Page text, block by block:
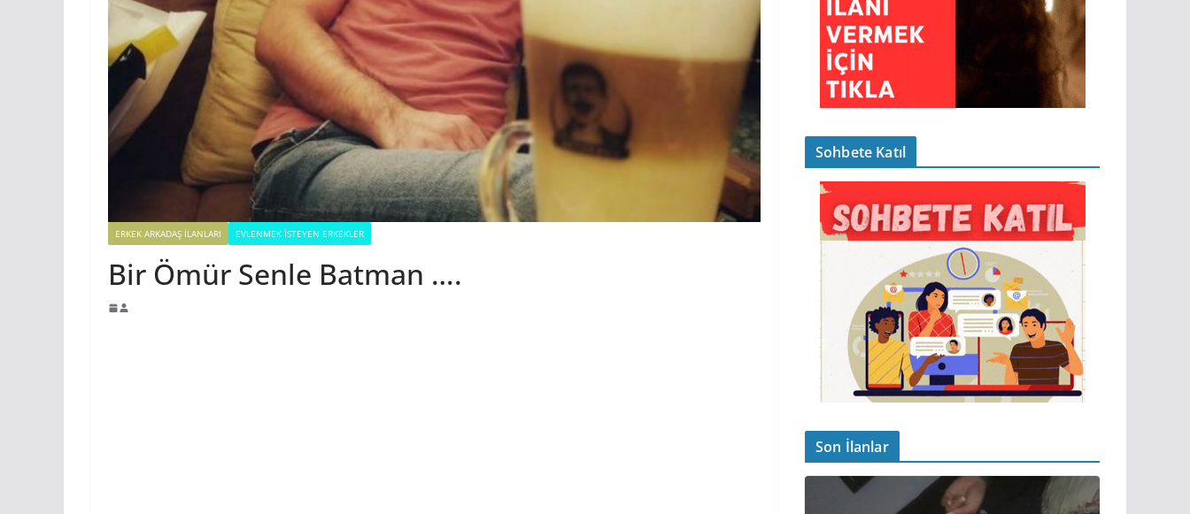
ERKEK ARKADAŞ ILANLARI EVLENMEK İSTEYEN ERKEKLER
Bir Ömür Senle Batman ….
Sohbete Katıl
Son İlanlar